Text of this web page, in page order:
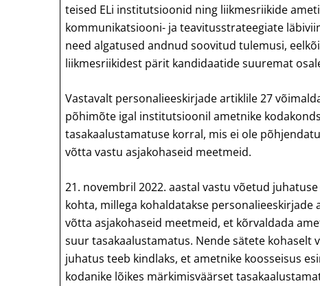
teised ELi institutsioonid ning liikmesriikide
kommunikatsiooni- ja teavitusstrateegiate
need algatused andnud soovitud tulemusi,
liikmesriikidest pärit kandidaatide suuremat
Vastavalt personalieeskirjade artiklile 27
põhimõte igal institutsioonil ametnike
tasakaalustamatuse korral, mis ei ole
võtta vastu asjakohaseid meetmeid.
21. novembril 2022. aastal vastu võetud
kohta, millega kohaldatakse
võtta asjakohaseid meetmeid, et kõrvaldada
suur tasakaalustamatus. Nende sätete kohaselt
juhatus teeb kindlaks, et ametnike koosseisus
kodanike lõikes märkimisväärset